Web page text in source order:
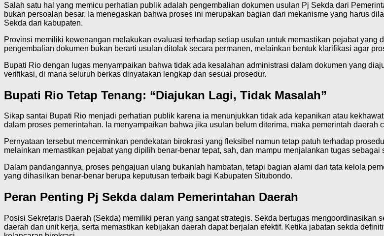
Salah satu hal yang memicu perhatian publik adalah pengembalian dokumen usulan Pj Sekda dari
bukan persoalan besar. Ia menegaskan bahwa proses ini merupakan bagian dari mekanisme yang harus
Sekda dari kabupaten.
Provinsi memiliki kewenangan melakukan evaluasi terhadap setiap usulan untuk memastikan pejabat
pengembalian dokumen bukan berarti usulan ditolak secara permanen, melainkan bentuk klarifikasi agar
Bupati Rio dengan lugas menyampaikan bahwa tidak ada kesalahan administrasi dalam dokumen yang
verifikasi, di mana seluruh berkas dinyatakan lengkap dan sesuai prosedur.
Bupati Rio Tetap Tenang: “Diajukan Lagi, Tidak Masalah”
Sikap santai Bupati Rio menjadi perhatian publik karena ia menunjukkan tidak ada kepanikan atau
dalam proses pemerintahan. Ia menyampaikan bahwa jika usulan belum diterima, maka pemerintah daerah
Pernyataan tersebut mencerminkan pendekatan birokrasi yang fleksibel namun tetap patuh terhadap
melainkan memastikan pejabat yang dipilih benar-benar tepat, sah, dan mampu menjalankan tugas
Dalam pandangannya, proses pengajuan ulang bukanlah hambatan, tetapi bagian alami dari tata kelola
yang dihasilkan benar-benar berupa keputusan terbaik bagi Kabupaten Situbondo.
Peran Penting Pj Sekda dalam Pemerintahan Daerah
Posisi Sekretaris Daerah (Sekda) memiliki peran yang sangat strategis. Sekda bertugas
daerah dan unit kerja, serta memastikan kebijakan daerah dapat berjalan efektif. Ketika jabatan sekda